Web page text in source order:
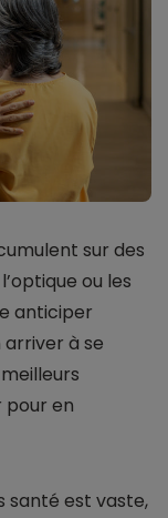
sur des
ou les
anticiper
à se
en
santé est vaste,